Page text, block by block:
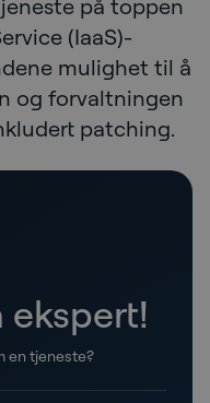
på toppen
(IaaS)-
mulighet til å
og forvaltningen
patching.
ekspert!
en tjeneste?